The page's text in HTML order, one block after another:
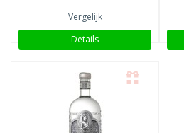
Vergelijk
Details